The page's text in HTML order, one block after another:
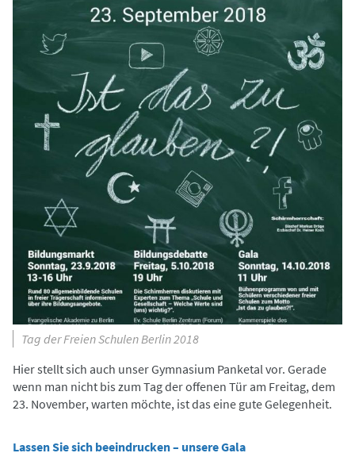
Tag der Freien Schulen Berlin 2018
Hier stellt sich auch unser Gymnasium Panketal vor. Gerade
wenn man nicht bis zum Tag der offenen Tür am Freitag, dem
23. November, warten möchte, ist das eine gute Gelegenheit.
Lassen Sie sich beeindrucken – unsere Gala